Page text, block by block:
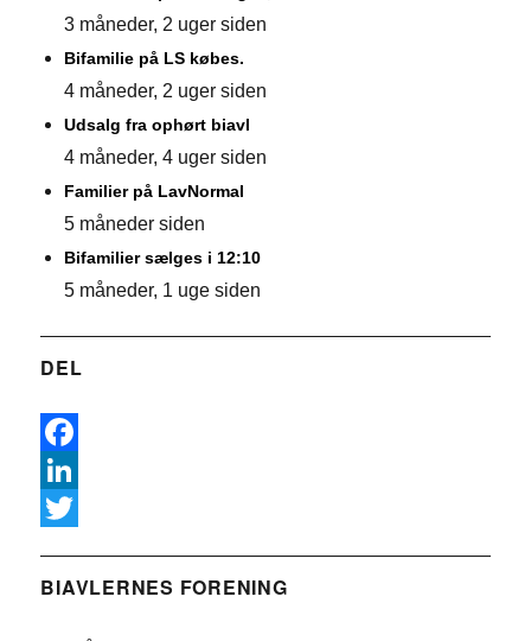
3 måneder, 2 uger siden
Bifamilie på LS købes.
4 måneder, 2 uger siden
Udsalg fra ophørt biavl
4 måneder, 4 uger siden
Familier på LavNormal
5 måneder siden
Bifamilier sælges i 12:10
5 måneder, 1 uge siden
DEL
F
a
e
L
n
w
BIAVLERNES FORENING